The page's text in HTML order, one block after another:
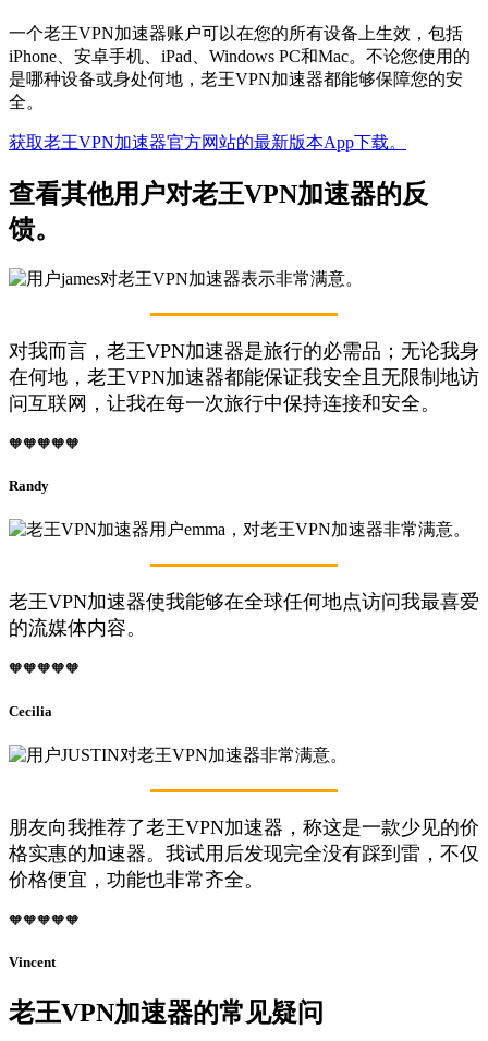
一个老王VPN加速器账户可以在您的所有设备上生效，包括
iPhone、安卓手机、iPad、Windows PC和Mac。不论您使用的
是哪种设备或身处何地，老王VPN加速器都能够保障您的安
全。
获取老王VPN加速器官方网站的最新版本App下载。
查看其他用户对老王VPN加速器的反
馈。
对我而言，老王VPN加速器是旅行的必需品；无论我身
在何地，老王VPN加速器都能保证我安全且无限制地访
问互联网，让我在每一次旅行中保持连接和安全。
🧡🧡🧡🧡🧡
Randy
老王VPN加速器使我能够在全球任何地点访问我最喜爱
的流媒体内容。
🧡🧡🧡🧡🧡
Cecilia
朋友向我推荐了老王VPN加速器，称这是一款少见的价
格实惠的加速器。我试用后发现完全没有踩到雷，不仅
价格便宜，功能也非常齐全。
🧡🧡🧡🧡🧡
Vincent
老王VPN加速器的常见疑问